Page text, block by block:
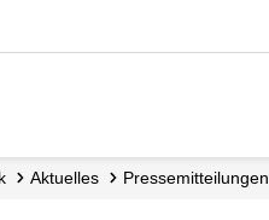
Aktuelles Presse­mitteilungen